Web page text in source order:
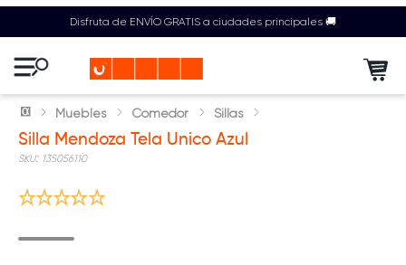
Disfruta de ENVÍO GRATIS a ciudades principales 🚚
Muebles Comedor Sillas
Silla Mendoza Tela Unico Azul
: 135056110